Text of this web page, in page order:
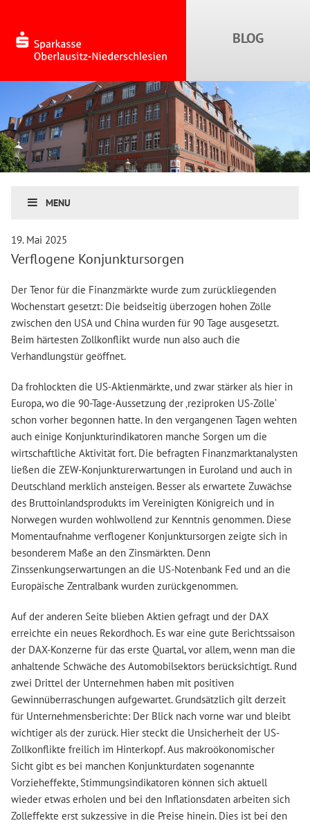
MENU
19. Mai 2025
Verflogene Konjunktursorgen
Der Tenor für die Finanzmärkte wurde zum zurückliegenden
Wochenstart gesetzt: Die beidseitig überzogen hohen Zölle
zwischen den USA und China wurden für 90 Tage ausgesetzt.
Beim härtesten Zollkonflikt wurde nun also auch die
Verhandlungstür geöffnet.
Da frohlockten die US-Aktienmärkte, und zwar stärker als hier in
Europa, wo die 90-Tage-Aussetzung der ‚reziproken US-Zölle‘
schon vorher begonnen hatte. In den vergangenen Tagen wehten
auch einige Konjunkturindikatoren manche Sorgen um die
wirtschaftliche Aktivität fort. Die befragten Finanzmarktanalysten
ließen die ZEW-Konjunkturerwartungen in Euroland und auch in
Deutschland merklich ansteigen. Besser als erwartete Zuwächse
des Bruttoinlandsprodukts im Vereinigten Königreich und in
Norwegen wurden wohlwollend zur Kenntnis genommen. Diese
Momentaufnahme verflogener Konjunktursorgen zeigte sich in
besonderem Maße an den Zinsmärkten. Denn
Zinssenkungserwartungen an die US-Notenbank Fed und an die
Europäische Zentralbank wurden zurückgenommen.
Auf der anderen Seite blieben Aktien gefragt und der DAX
erreichte ein neues Rekordhoch. Es war eine gute Berichtssaison
der DAX-Konzerne für das erste Quartal, vor allem, wenn man die
anhaltende Schwäche des Automobilsektors berücksichtigt. Rund
zwei Drittel der Unternehmen haben mit positiven
Gewinnüberraschungen aufgewartet. Grundsätzlich gilt derzeit
für Unternehmensberichte: Der Blick nach vorne war und bleibt
wichtiger als der zurück. Hier steckt die Unsicherheit der US-
Zollkonflikte freilich im Hinterkopf. Aus makroökonomischer
Sicht gibt es bei manchen Konjunkturdaten sogenannte
Vorzieheffekte, Stimmungsindikatoren können sich aktuell
wieder etwas erholen und bei den Inflationsdaten arbeiten sich
Zolleffekte erst sukzessive in die Preise hinein. Dies ist bei den